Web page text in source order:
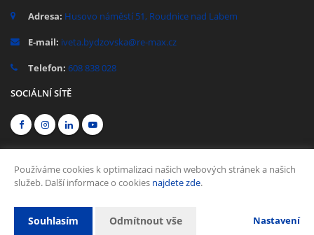
Adresa: Husovo náměstí 51, Roudnice nad Labem
E-mail: iveta.bydzovska@re-max.cz
Telefon: 608 838 028
SOCIÁLNÍ SÍTĚ
Vytvořeno v systému
2026 © Tomawell s.r.o.
Používáme cookies k optimalizaci našich webových stránek a našich
služeb. Další informace o cookies najdete zde.
Souhlasím Odmítnout vše Nastavení